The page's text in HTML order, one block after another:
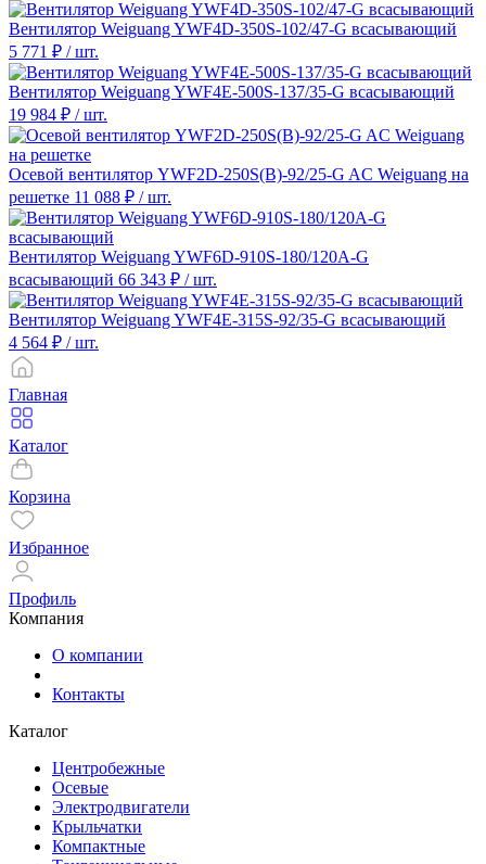
Вентилятор Weiguang YWF4D-350S-102/47-G всасывающий
5 771 ₽ / шт.
Вентилятор Weiguang YWF4E-500S-137/35-G всасывающий
19 984 ₽ / шт.
Осевой вентилятор YWF2D-250S(B)-92/25-G AC Weiguang на
решетке 11 088 ₽ / шт.
Вентилятор Weiguang YWF6D-910S-180/120A-G
всасывающий 66 343 ₽ / шт.
Вентилятор Weiguang YWF4E-315S-92/35-G всасывающий
4 564 ₽ / шт.
Главная
Каталог
Корзина
Избранное
Профиль
Компания
О компании
Контакты
Каталог
Центробежные
Осевые
Электродвигатели
Крыльчатки
Компактные